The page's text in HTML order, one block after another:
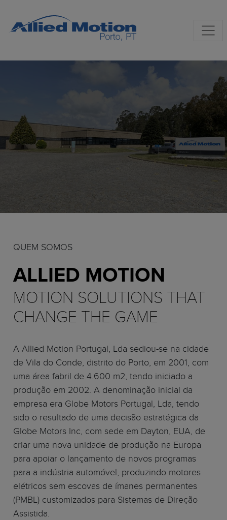
QUEM SOMOS
ALLIED MOTION
MOTION SOLUTIONS THAT
CHANGE THE GAME
A Allied Motion Portugal, Lda sediou-se na cidade
de Vila do Conde, distrito do Porto, em 2001, com
uma área fabril de 4.600 m2, tendo iniciado a
produção em 2002. A denominação inicial da
empresa era Globe Motors Portugal, Lda, tendo
sido o resultado de uma decisão estratégica da
Globe Motors Inc, com sede em Dayton, EUA, de
criar uma nova unidade de produção na Europa
para apoiar o lançamento de novos programas
para a indústria automóvel, produzindo motores
elétricos sem escovas de ímanes permanentes
(PMBL) customizados para Sistemas de Direção
Assistida.